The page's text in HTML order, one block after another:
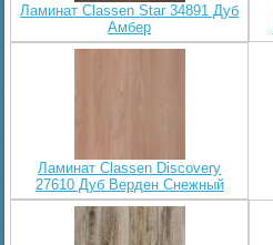
Ламинат Classen Star 34891 Дуб
Амбер
Ламинат Classen Discovery
27610 Дуб Верден Снежный